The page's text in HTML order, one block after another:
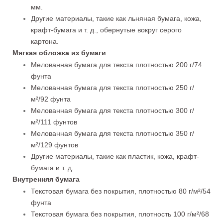
мм.
Другие материалы, такие как льняная бумага, кожа,
крафт-бумага и т. д., обернутые вокруг серого
картона.
Мягкая обложка из бумаги
Мелованная бумага для текста плотностью 200 г/74
фунта
Мелованная бумага для текста плотностью 250 г/
м²/92 фунта
Мелованная бумага для текста плотностью 300 г/
м²/111 фунтов
Мелованная бумага для текста плотностью 350 г/
м²/129 фунтов
Другие материалы, такие как пластик, кожа, крафт-
бумага и т. д.
Внутренняя бумага
Текстовая бумага без покрытия, плотностью 80 г/м²/54
фунта
Текстовая бумага без покрытия, плотность 100 г/м²/68